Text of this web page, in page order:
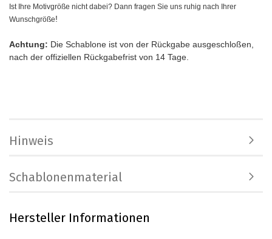
Ist Ihre Motivgröße nicht dabei? Dann fragen Sie uns ruhig nach Ihrer
Wunschgröße!
Achtung: Die Schablone ist von der Rückgabe ausgeschloßen,
nach der offiziellen Rückgabefrist von 14 Tage.
Hinweis
Schablonenmaterial
Hersteller Informationen